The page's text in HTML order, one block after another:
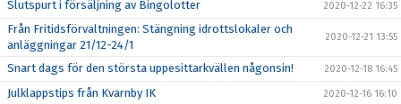
Slutspurt i försäljning av Bingolotter 2020-12-22 16:35
Från Fritidsförvaltningen: Stängning idrottslokaler och
anläggningar 21/12-24/1
2020-12-21 13:55
Snart dags för den största uppesittarkvällen någonsin! 2020-12-18 16:45
Julklappstips från Kvarnby IK 2020-12-16 16:10